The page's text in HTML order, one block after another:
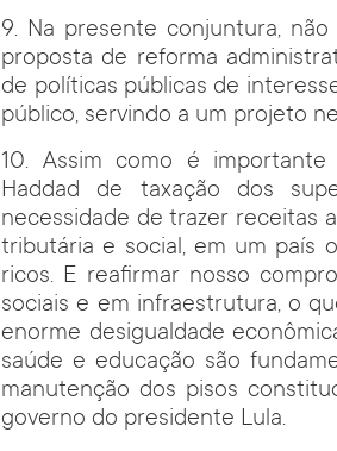
9. Na presente conjuntura,
proposta de reforma
de políticas públicas de
público, servindo a um projeto
10. Assim como é
Haddad de taxação dos
necessidade de trazer receitas
tributária e social, em um país
ricos. E reafirmar nosso
sociais e em infraestrutura, o
enorme desigualdade
saúde e educação são
manutenção dos pisos
governo do presidente Lula.